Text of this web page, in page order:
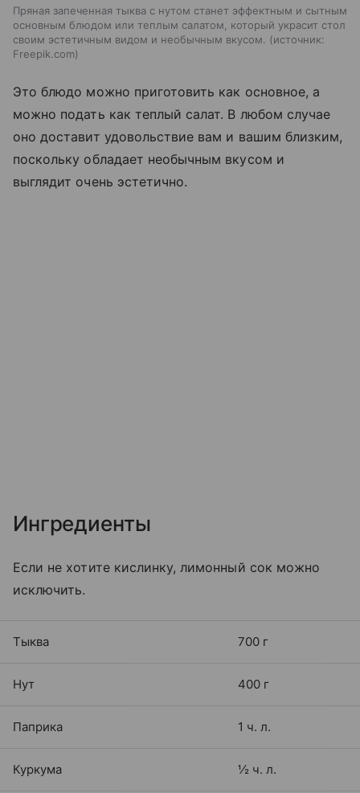
Пряная запеченная тыква с нутом станет эффектным и сытным
основным блюдом или теплым салатом, который украсит стол
своим эстетичным видом и необычным вкусом.
источник:
Freepik.com
Это блюдо можно приготовить как основное, а
можно подать как теплый салат. В любом случае
оно доставит удовольствие вам и вашим близким,
поскольку обладает необычным вкусом и
выглядит очень эстетично.
Ингредиенты
Если не хотите кислинку, лимонный сок можно
исключить.
Тыква 700 г
Нут 400 г
Паприка 1 ч. л.
Куркума ½ ч. л.